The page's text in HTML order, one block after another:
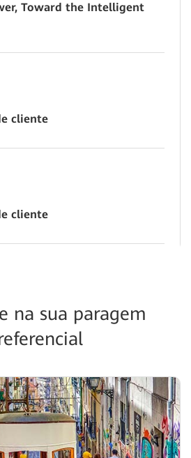
Toward the Intelligent
cliente
cliente
Risk Assessment: What
for your Technology
na sua paragem